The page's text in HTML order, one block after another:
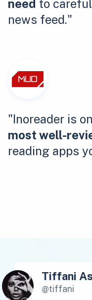
need to
news feed."
"Inoreader is
most well-
reading apps
Tiffani
@tiffani